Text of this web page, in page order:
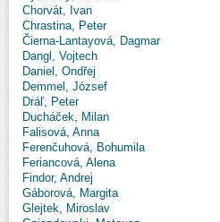
Chorvát, Ivan
Chrastina, Peter
Čierna-Lantayová, Dagmar
Dangl, Vojtech
Daniel, Ondřej
Demmel, József
Dráľ, Peter
Ducháček, Milan
Falisová, Anna
Ferenčuhová, Bohumila
Feriancová, Alena
Findor, Andrej
Gáborová, Margita
Glejtek, Miroslav